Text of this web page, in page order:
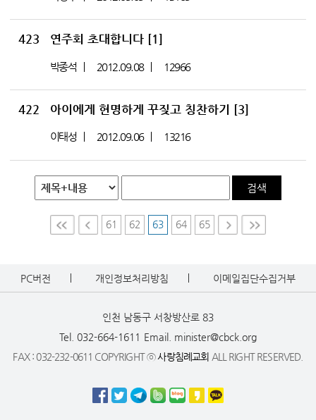
423 연주회 초대합니다 [1]
박종석 2012.09.08 12966
422 아이에게 현명하게 꾸짖고 칭찬하기 [3]
이태성 2012.09.06 13216
검색
61 62 63 64
65
PC버전 개인정보처리방침 이메일집단수집거부
인천 남동구 서창방산로 83
Tel. 032-664-1611 Email. minister@cbck.org
FAX : 032-232-0611 COPYRIGHT ⓒ사랑침례교회 ALL RIGHT RESERVED.